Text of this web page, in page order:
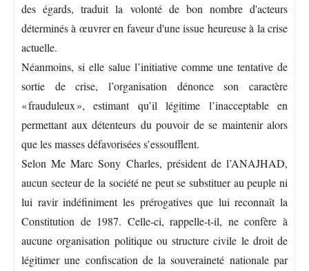
des égards, traduit la volonté de bon nombre d'acteurs
déterminés à œuvrer en faveur d'une issue heureuse à la crise
actuelle.
Néanmoins, si elle salue l’initiative comme une tentative de
sortie de crise, l’organisation dénonce son caractère
« frauduleux », estimant qu’il légitime l’inacceptable en
permettant aux détenteurs du pouvoir de se maintenir alors
que les masses défavorisées s’essoufflent.
Selon Me Marc Sony Charles, président de l’ANAJHAD,
aucun secteur de la société ne peut se substituer au peuple ni
lui ravir indéfiniment les prérogatives que lui reconnaît la
Constitution de 1987. Celle-ci, rappelle-t-il, ne confère à
aucune organisation politique ou structure civile le droit de
légitimer une confiscation de la souveraineté nationale par